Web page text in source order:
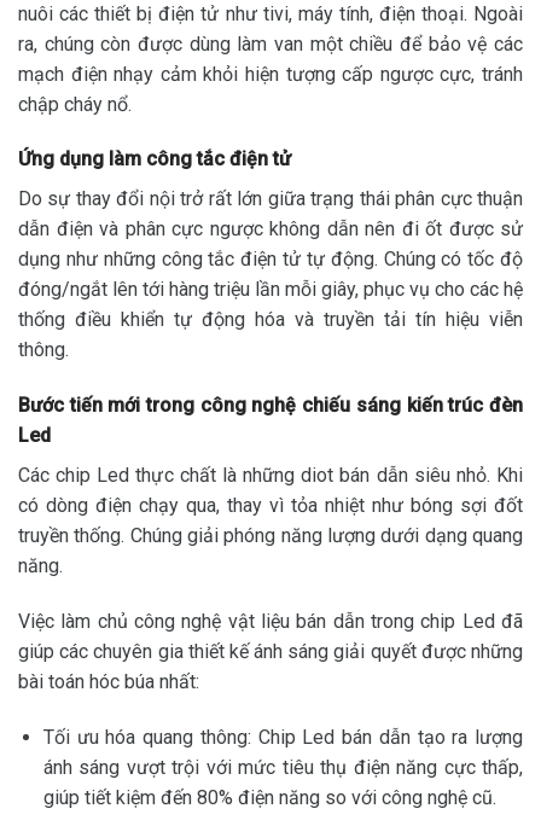
nuôi các thiết bị điện tử như tivi, máy tính, điện thoại. Ngoài
ra, chúng còn được dùng làm van một chiều để bảo vệ các
mạch điện nhạy cảm khỏi hiện tượng cấp ngược cực, tránh
chập cháy nổ.
Ứng dụng làm công tắc điện tử
Do sự thay đổi nội trở rất lớn giữa trạng thái phân cực thuận
dẫn điện và phân cực ngược không dẫn nên đi ốt được sử
dụng như những công tắc điện tử tự động. Chúng có tốc độ
đóng/ngắt lên tới hàng triệu lần mỗi giây, phục vụ cho các hệ
thống điều khiển tự động hóa và truyền tải tín hiệu viễn
thông.
Bước tiến mới trong công nghệ chiếu sáng kiến trúc đèn
Led
Các chip Led thực chất là những diot bán dẫn siêu nhỏ. Khi
có dòng điện chạy qua, thay vì tỏa nhiệt như bóng sợi đốt
truyền thống. Chúng giải phóng năng lượng dưới dạng quang
năng.
Việc làm chủ công nghệ vật liệu bán dẫn trong chip Led đã
giúp các chuyên gia thiết kế ánh sáng giải quyết được những
bài toán hóc búa nhất:
Tối ưu hóa quang thông: Chip Led bán dẫn tạo ra lượng
ánh sáng vượt trội với mức tiêu thụ điện năng cực thấp,
giúp tiết kiệm đến 80% điện năng so với công nghệ cũ.